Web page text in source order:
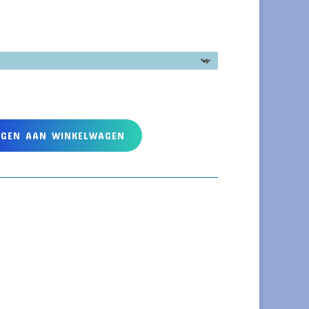
AAN WINKELWAGEN